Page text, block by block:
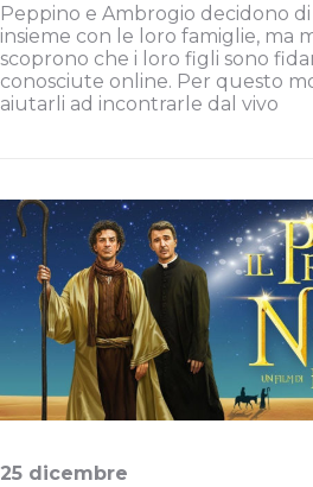
Peppino e Ambrogio decidono
insieme con le loro famiglie, ma
scoprono che i loro figli sono
conosciute online. Per questo
aiutarli ad incontrarle dal vivo
25 dicembre